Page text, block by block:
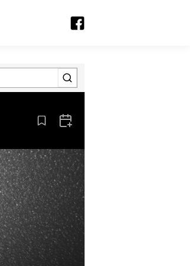
Aus den Lesezeichen entfernen
Zum Kalender hinzufügen